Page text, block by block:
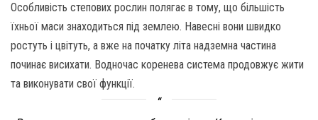
Особливість степових рослин полягає в тому, що більшість
їхньої маси знаходиться під землею. Навесні вони швидко
ростуть і цвітуть, а вже на початку літа надземна частина
починає висихати. Водночас коренева система продовжує жити
та виконувати свої функції.